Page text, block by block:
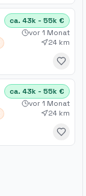
ca. 43k - 55k €
vor 1 Monat
24 km
ca. 43k - 55k €
vor 1 Monat
24 km